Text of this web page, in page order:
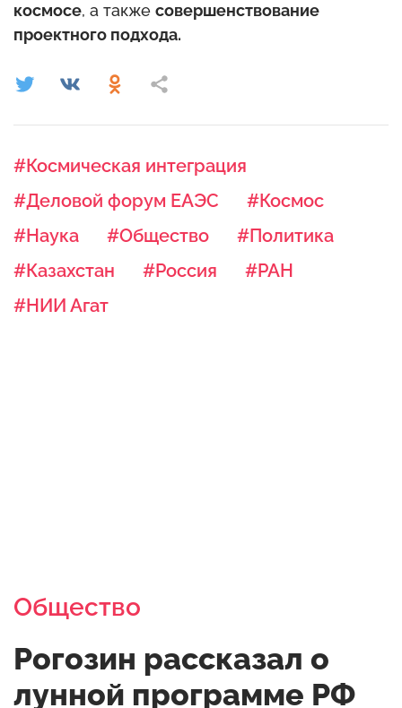
космосе, а также совершенствование
проектного подхода.
#Космическая интеграция
#Деловой форум ЕАЭС
#Космос
#Наука
#Общество
#Политика
#Казахстан
#Россия
#РАН
#НИИ Агат
Общество
Рогозин рассказал о
лунной программе РФ